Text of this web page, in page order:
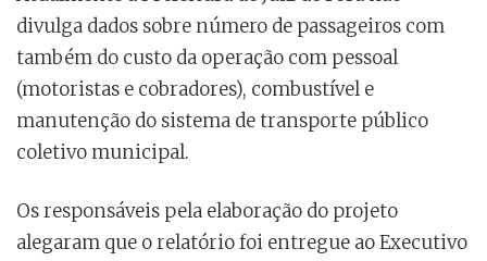
divulga dados sobre número de passageiros com
também do custo da operação com pessoal
(motoristas e cobradores), combustível e
manutenção do sistema de transporte público
coletivo municipal.
Os responsáveis pela elaboração do projeto
alegaram que o relatório foi entregue ao Executivo